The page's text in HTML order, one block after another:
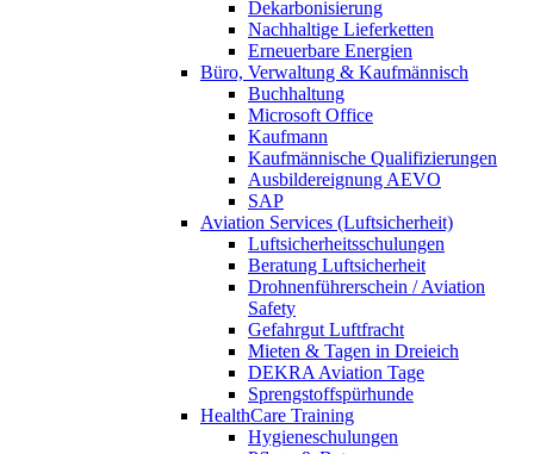
Dekarbonisierung
Nachhaltige Lieferketten
Erneuerbare Energien
Büro, Verwaltung & Kaufmännisch
Buchhaltung
Microsoft Office
Kaufmann
Kaufmännische Qualifizierungen
Ausbildereignung AEVO
SAP
Aviation Services (Luftsicherheit)
Luftsicherheitsschulungen
Beratung Luftsicherheit
Drohnenführerschein / Aviation
Safety
Gefahrgut Luftfracht
Mieten & Tagen in Dreieich
DEKRA Aviation Tage
Sprengstoffspürhunde
HealthCare Training
Hygieneschulungen